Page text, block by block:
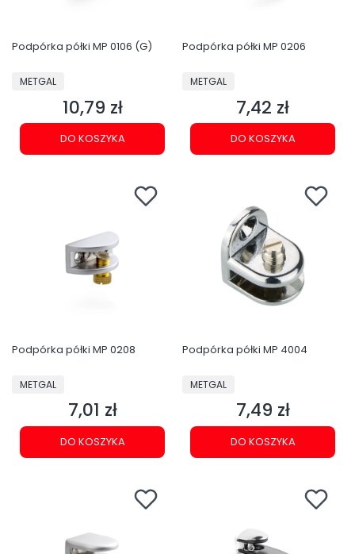
Podpórka półki MP 0106 (G)
PRODUCENT
METGAL
Cena
10,79 zł
DO KOSZYKA
Podpórka półki MP 0206
PRODUCENT
METGAL
Cena
7,42 zł
DO KOSZYKA
Podpórka półki MP 0208
PRODUCENT
METGAL
Cena
7,01 zł
DO KOSZYKA
Podpórka półki MP 4004
PRODUCENT
METGAL
Cena
7,49 zł
DO KOSZYKA